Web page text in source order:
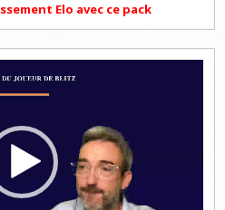
Elo avec ce pack